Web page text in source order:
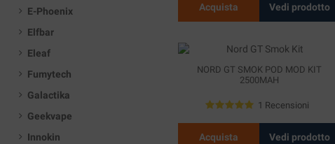
Acquista Vedi prodotto
NORD GT SMOK POD MOD KIT
2500MAH
1 Recensioni
Acquista Vedi prodotto
E-Phoenix
Elfbar
Eleaf
Fumytech
Galactika
Geekvape
Innokin